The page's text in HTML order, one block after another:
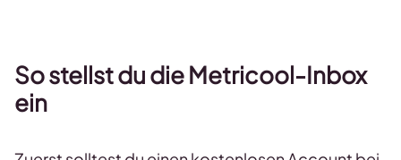
So stellst du die Metricool-Inbox
ein